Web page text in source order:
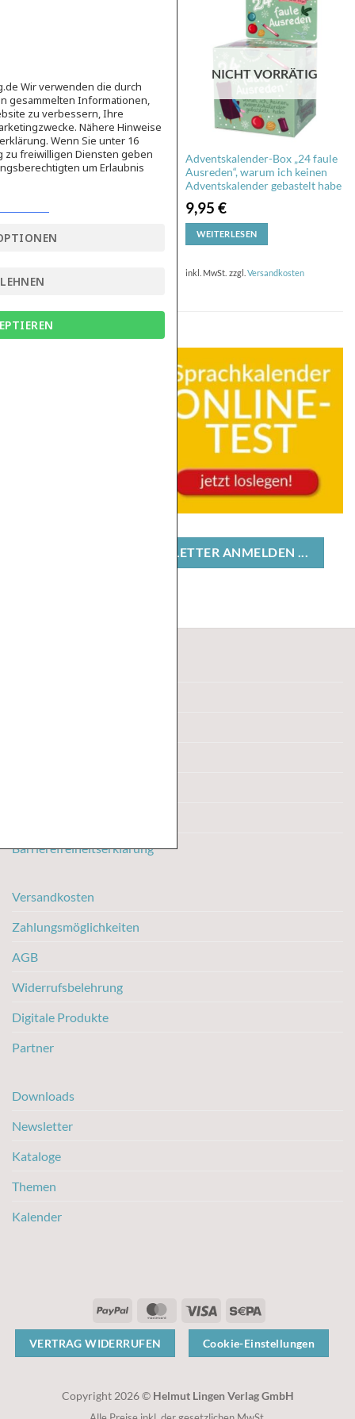
Sprachkalender Englisch 2026
9,95€
WEITERLESEN
NICHT VORRÄTIG
Adventskalender-Box „24 faule
Ausreden“, warum ich keinen
Adventskalender gebastelt habe
9,95 €
WEITERLESEN
inkl. MwSt. zzgl. Versandkosten
JETZT HIER ZUM NEWSLETTER ANMELDEN ...
Barrierefreiheitserklärung
Versandkosten
Zahlungsmöglichkeiten
AGB
Widerrufsbelehrung
Digitale Produkte
Partner
Downloads
Newsletter
Kataloge
Themen
Kalender
PayPal MasterCard
Visa Sepa
VERTRAG WIDERRUFEN Cookie-Einstellungen
Copyright 2026 © Helmut Lingen Verlag GmbH
Wir verwenden die durch
gesammelten Informationen,
zu verbessern, Ihre
Nähere Hinweise
Wenn Sie unter 16
zu freiwilligen Diensten geben
um Erlaubnis